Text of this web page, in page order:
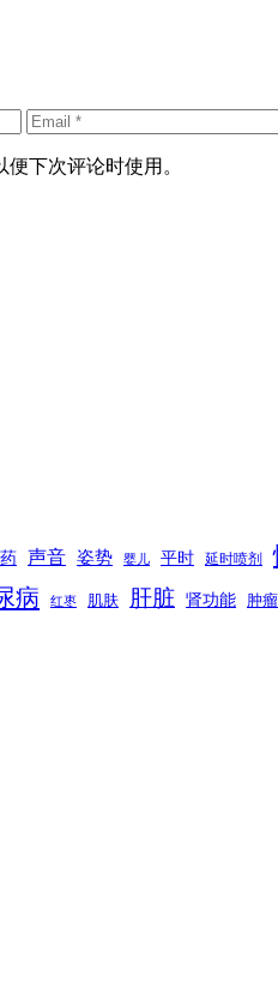
下次评论时使用。
声音 姿势 婴儿 平时 延时喷剂
病 红枣 肌肤 肝脏 肾功能 肿瘤